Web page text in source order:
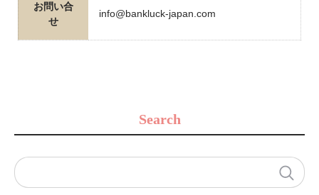
お問い合
せ
info@bankluck-japan.com
Search